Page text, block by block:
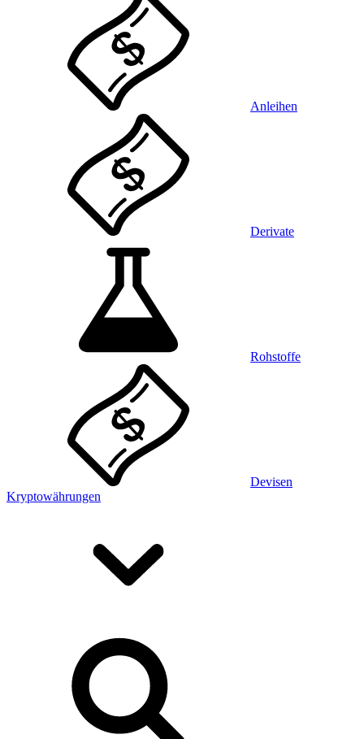
Anleihen
Derivate
Rohstoffe
Devisen
Kryptowährungen